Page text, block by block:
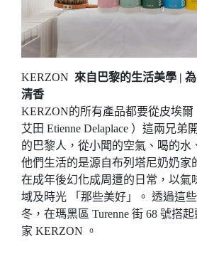
KERZON 來自巴黎的生活美學 |
清香
KERZON的所有產品都要從皮埃爾
艾田 Etienne Delaplace ）這兩兄弟
的巴黎人，從小聞的空氣、喝的
他們生活的是源自布列塔尼奶奶家
在成年後幻化成周遭的日常，以氣
域及時光 「那些美好」。 透過這
冬，在瑪黑區 Turenne 街 68 號搭
家 KERZON 。